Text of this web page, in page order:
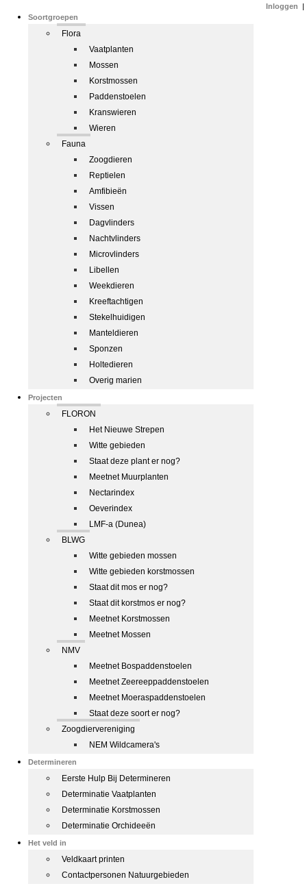
Soortgroepen
Flora
Vaatplanten
Mossen
Korstmossen
Paddenstoelen
Kranswieren
Wieren
Fauna
Zoogdieren
Reptielen
Amfibieën
Vissen
Dagvlinders
Nachtvlinders
Microvlinders
Libellen
Weekdieren
Kreeftachtigen
Stekelhuidigen
Manteldieren
Sponzen
Holtedieren
Overig marien
Projecten
FLORON
Het Nieuwe Strepen
Witte gebieden
Staat deze plant er nog?
Meetnet Muurplanten
Nectarindex
Oeverindex
LMF-a (Dunea)
BLWG
Witte gebieden mossen
Witte gebieden korstmossen
Staat dit mos er nog?
Staat dit korstmos er nog?
Meetnet Korstmossen
Meetnet Mossen
NMV
Meetnet Bospaddenstoelen
Meetnet Zeereeppaddenstoelen
Meetnet Moeraspaddenstoelen
Staat deze soort er nog?
Zoogdiervereniging
NEM Wildcamera's
Determineren
Eerste Hulp Bij Determineren
Determinatie Vaatplanten
Determinatie Korstmossen
Determinatie Orchideeën
Het veld in
Veldkaart printen
Contactpersonen Natuurgebieden
Inloggen |